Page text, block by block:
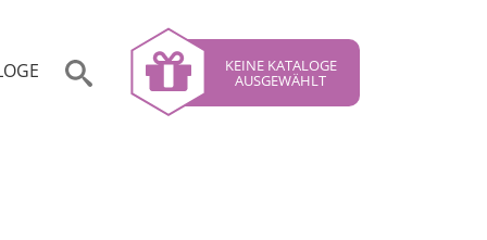
KEINE KATALOGE
AUSGEWÄHLT